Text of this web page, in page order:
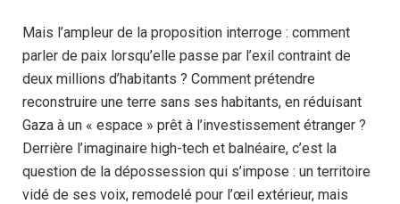
Mais l’ampleur de la proposition interroge : comment
parler de paix lorsqu’elle passe par l’exil contraint de
deux millions d’habitants ? Comment prétendre
reconstruire une terre sans ses habitants, en réduisant
Gaza à un « espace » prêt à l’investissement étranger ?
Derrière l’imaginaire high-tech et balnéaire, c’est la
question de la dépossession qui s’impose : un territoire
vidé de ses voix, remodelé pour l’œil extérieur, mais